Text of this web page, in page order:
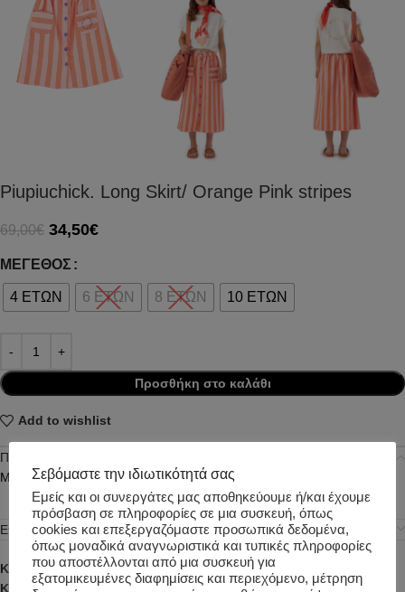
Piupiuchick. Long Skirt/ Orange Pink stripes
69,00€ 34,50€
ΜΈΓΕΘΟΣ
4 ΕΤΩΝ 6 ΕΤΩΝ 8 ΕΤΩΝ 10 ΕΤΩΝ
Προσθήκη στο καλάθι
Add to wishlist
Περιγραφή
Μακριά φούστα από 100% Cotton
Επιπλέον πληροφορίες
Κωδικός προϊόντος:MN2420
Κατηγορίες:
ΚΑΛΟΚΑΙΡΙΝΑ
ΚΟΡΙΤΣΙ
Σεβόμαστε την ιδιωτικότητά σας
Εμείς και οι συνεργάτες μας αποθηκεύουμε ή/και έχουμε
πρόσβαση σε πληροφορίες σε μια συσκευή, όπως
cookies και επεξεργαζόμαστε προσωπικά δεδομένα,
όπως μοναδικά αναγνωριστικά και τυπικές πληροφορίες
που αποστέλλονται από μια συσκευή για
εξατομικευμένες διαφημίσεις και περιεχόμενο, μέτρηση